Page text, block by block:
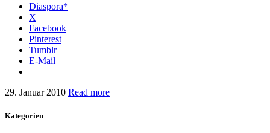
Diaspora*
X
Facebook
Pinterest
Tumblr
E-Mail
29. Januar 2010 Read more
Kategorien